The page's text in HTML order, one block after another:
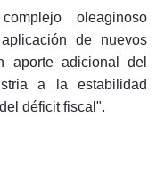
oleaginoso
de nuevos
adicional del
a la estabilidad
déficit fiscal".